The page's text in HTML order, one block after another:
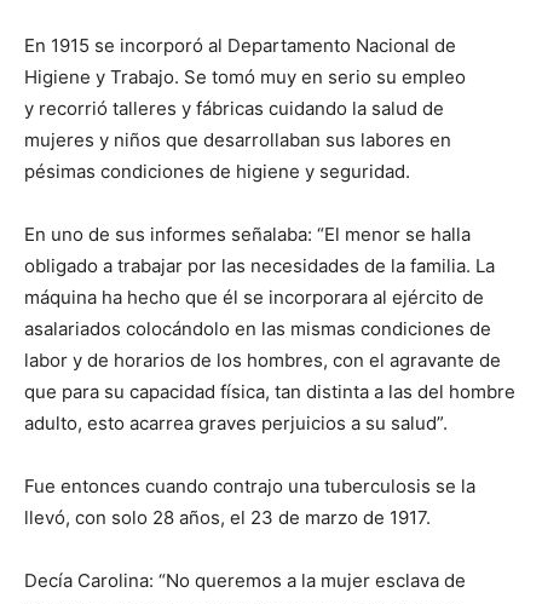
En 1915 se incorporó al Departamento Nacional de
Higiene y Trabajo. Se tomó muy en serio su empleo
y recorrió talleres y fábricas cuidando la salud de
mujeres y niños que desarrollaban sus labores en
pésimas condiciones de higiene y seguridad.
En uno de sus informes señalaba: “El menor se halla
obligado a trabajar por las necesidades de la familia. La
máquina ha hecho que él se incorporara al ejército de
asalariados colocándolo en las mismas condiciones de
labor y de horarios de los hombres, con el agravante de
que para su capacidad física, tan distinta a las del hombre
adulto, esto acarrea graves perjuicios a su salud”.
Fue entonces cuando contrajo una tuberculosis se la
llevó, con solo 28 años, el 23 de marzo de 1917.
Decía Carolina: “No queremos a la mujer esclava de